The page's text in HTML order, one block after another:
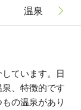
温泉
ています。日
、特徴的です
の温泉があり